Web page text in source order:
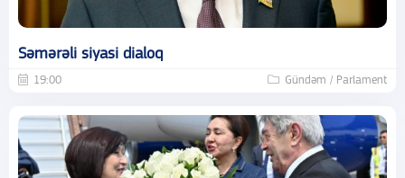
Səmərəli siyasi dialoq
19:00 Gündəm / Parlament